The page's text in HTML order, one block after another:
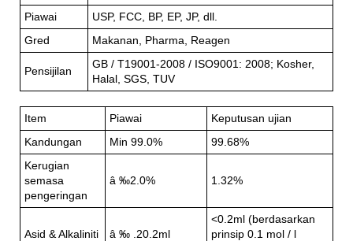
Piawai
USP, FCC, BP, EP, JP, dll.
Gred
Makanan, Pharma, Reagen
Pensijilan
GB / T19001-2008 / ISO9001: 2008; Kosher,
Halal, SGS, TUV
Item Piawai
Keputusan ujian
Kandungan
Min 99.0%
99.68%
Kerugian
semasa
pengeringan
â ‰2.0% 1.32%
Asid & Alkaliniti â ‰ .20.2ml
<0.2ml (berdasarkan
prinsip 0.1 mol / l